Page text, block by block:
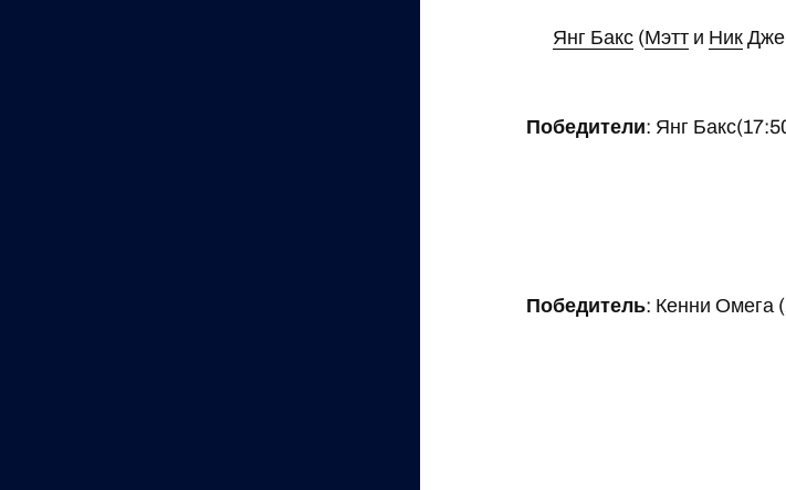
Янг Бакс (Мэтт и Ник
Победители: Янг
Победитель: Кенни Омега